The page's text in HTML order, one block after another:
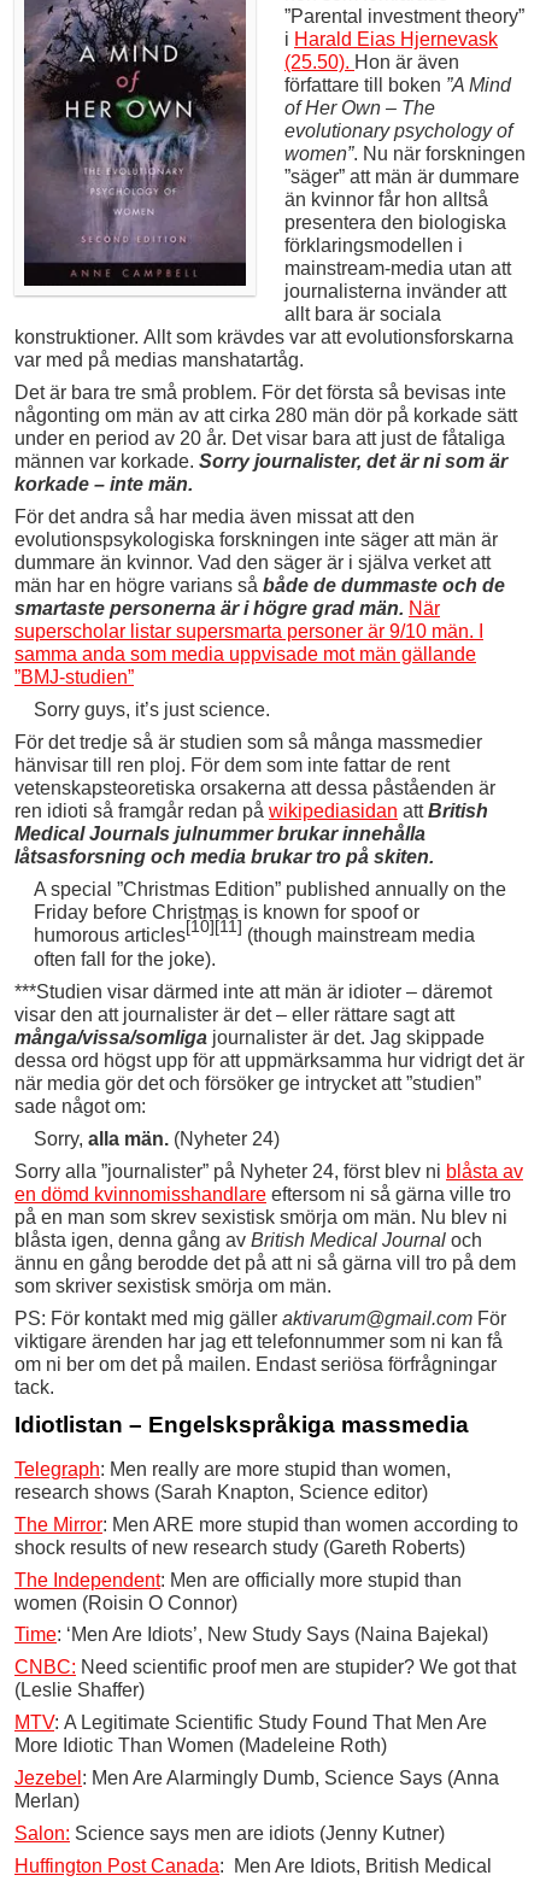
”Parental investment theory”
i Harald Eias Hjernevask
(25.50). Hon är även
författare till boken ”A Mind
of Her Own – The
evolutionary psychology of
women”. Nu när forskningen
”säger” att män är dummare
än kvinnor får hon alltså
presentera den biologiska
förklaringsmodellen i
mainstream-media utan att
journalisterna invänder att
allt bara är sociala
konstruktioner. Allt som krävdes var att evolutionsforskarna
var med på medias manshatartåg.
Det är bara tre små problem. För det första så bevisas inte
någonting om män av att cirka 280 män dör på korkade sätt
under en period av 20 år. Det visar bara att just de fåtaliga
männen var korkade. Sorry journalister, det är ni som är
korkade – inte män.
För det andra så har media även missat att den
evolutionspsykologiska forskningen inte säger att män är
dummare än kvinnor. Vad den säger är i själva verket att
män har en högre varians så både de dummaste och de
smartaste personerna är i högre grad män. När
superscholar listar supersmarta personer är 9/10 män. I
samma anda som media uppvisade mot män gällande
”BMJ-studien”
Sorry guys, it’s just science.
För det tredje så är studien som så många massmedier
hänvisar till ren ploj. För dem som inte fattar de rent
vetenskapsteoretiska orsakerna att dessa påståenden är
ren idioti så framgår redan på wikipediasidan attBritish
Medical Journals julnummer brukar innehålla
låtsasforsning och media brukar tro på skiten.
A special ”Christmas Edition” published annually on the
Friday before Christmas is known for spoof or
humorous articles[10][11] (though mainstream media
often fall for the joke).
***Studien visar därmed inte att män är idioter – däremot
visar den att journalister är det – eller rättare sagt att
många/vissa/somliga journalister är det. Jag skippade
dessa ord högst upp för att uppmärksamma hur vidrigt det är
när media gör det och försöker ge intrycket att ”studien”
sade något om:
Sorry, alla män.(Nyheter 24)
Sorry alla ”journalister” på Nyheter 24, först blev ni blåsta av
en dömd kvinnomisshandlare eftersom ni så gärna ville tro
på en man som skrev sexistisk smörja om män. Nu blev ni
blåsta igen, denna gång av British Medical Journal och
ännu en gång berodde det på att ni så gärna vill tro på dem
som skriver sexistisk smörja om män.
PS: För kontakt med mig gäller aktivarum@gmail.com För
viktigare ärenden har jag ett telefonnummer som ni kan få
om ni ber om det på mailen. Endast seriösa förfrågningar
tack.
Idiotlistan – Engelskspråkiga massmedia
Telegraph: Men really are more stupid than women,
research shows (Sarah Knapton, Science editor)
The Mirror: Men ARE more stupid than women according to
shock results of new research study (Gareth Roberts)
The Independent: Men are officially more stupid than
women (Roisin O Connor)
Time: ‘Men Are Idiots’, New Study Says (Naina Bajekal)
CNBC: Need scientific proof men are stupider? We got that
(Leslie Shaffer)
MTV: A Legitimate Scientific Study Found That Men Are
More Idiotic Than Women (Madeleine Roth)
Jezebel : Men Are Alarmingly Dumb, Science Says (Anna
Merlan)
Salon: Science says men are idiots (Jenny Kutner)
Huffington Post Canada: Men Are Idiots, British Medical